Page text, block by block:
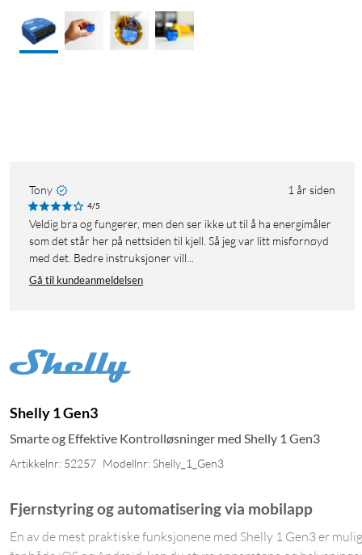
Tony 1 år siden
4/5
Veldig bra og fungerer, men den ser ikke ut til å ha energimåler
som det står her på nettsiden til kjell. Så jeg var litt misfornøyd
med det. Bedre instruksjoner vill...
Gå til kundeanmeldelsen
Shelly 1 Gen3
Smarte og Effektive Kontrolløsninger med Shelly 1 Gen3
Artikkelnr: 52257 Modellnr: Shelly_1_Gen3
Fjernstyring og automatisering via mobilapp
En av de mest praktiske funksjonene med Shelly 1 Gen3 er